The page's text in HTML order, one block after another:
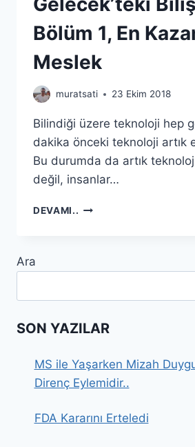
Bölüm 1, En
Meslek
muratsati 23 Ekim 2018
Bilindiği üzere teknoloji hep
dakika önceki teknoloji artık
Bu durumda da artık
değil, insanlar…
DEVAMI.. GELECEK’TEKI
Ara
SON YAZILAR
MS ile Yaşarken Mizah
Direnç Eylemidir..
FDA Kararını Erteledi